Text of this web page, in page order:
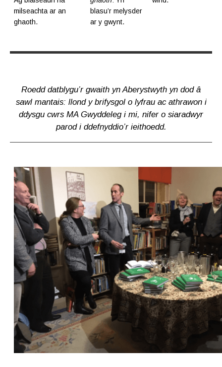
milseachta ar an
ghaoth.
blasu’r melysder
ar y gwynt.
Roedd datblygu’r gwaith yn Aberystwyth yn dod â
sawl mantais: llond y brifysgol o lyfrau ac athrawon i
ddysgu cwrs MA Gwyddeleg i mi, nifer o siaradwyr
parod i ddefnyddio’r ieithoedd.